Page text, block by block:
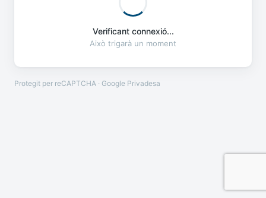
Verificant connexió...
Això trigarà un moment
Protegit per reCAPTCHA · Google Privadesa